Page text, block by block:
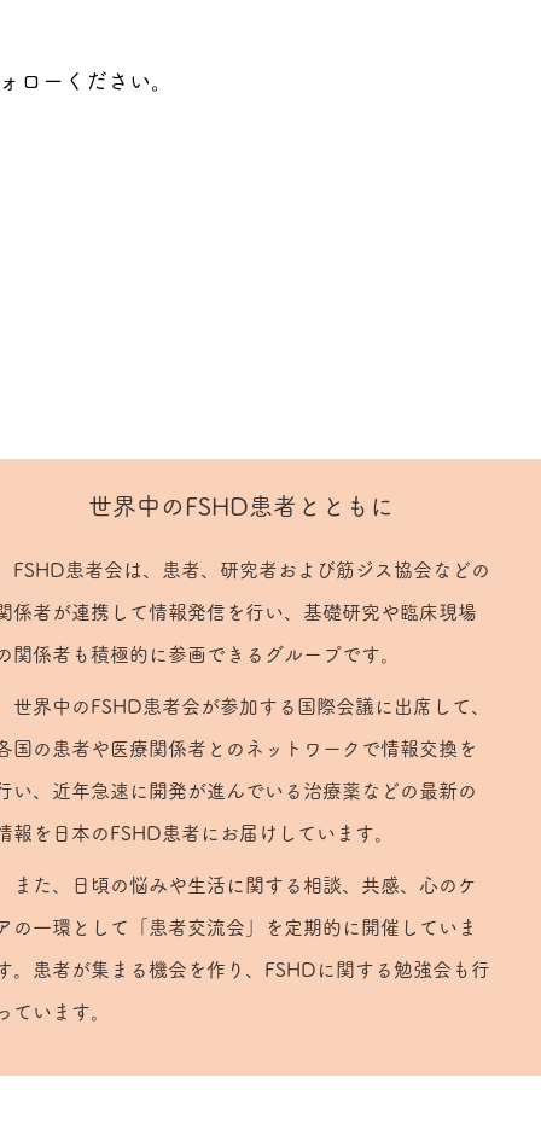
ローください。
世界中のFSHD患者とともに
FSHD患者会は、患者、研究者および筋ジス協会などの
係者が連携して情報発信を行い、基礎研究や臨床現場
関係者も積極的に参画できるグループです。
世界中のFSHD患者会が参加する国際会議に出席して、
国の患者や医療関係者とのネットワークで情報交換を
い、近年急速に開発が進んでいる治療薬などの最新の
報を日本のFSHD患者にお届けしています。
また、日頃の悩みや生活に関する相談、共感、心のケ
の一環として「患者交流会」を定期的に開催していま
。患者が集まる機会を作り、FSHDに関する勉強会も行
ています。​